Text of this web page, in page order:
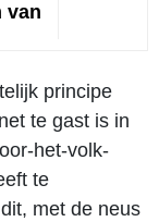
van
principe
te gast is in
het-volk-
te
met de neus